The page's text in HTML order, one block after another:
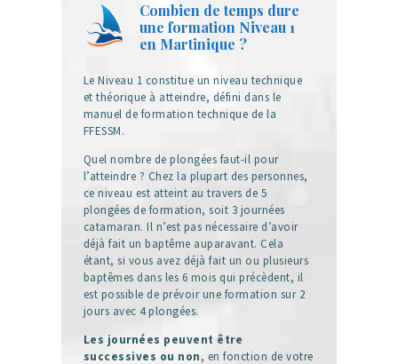
Combien de temps dure
une formation Niveau 1
en Martinique ?
Le Niveau 1 constitue un niveau technique
et théorique à atteindre, défini dans le
manuel de formation technique de la
FFESSM.
Quel nombre de plongées faut-il pour
l’atteindre ? Chez la plupart des personnes,
ce niveau est atteint au travers de 5
plongées de formation, soit 3 journées
catamaran. Il n’est pas nécessaire d’avoir
déjà fait un baptême auparavant. Cela
étant, si vous avez déjà fait un ou plusieurs
baptêmes dans les 6 mois qui précèdent, il
est possible de prévoir une formation sur 2
jours avec 4 plongées.
Les journées peuvent être
successives ou non, en fonction de votre